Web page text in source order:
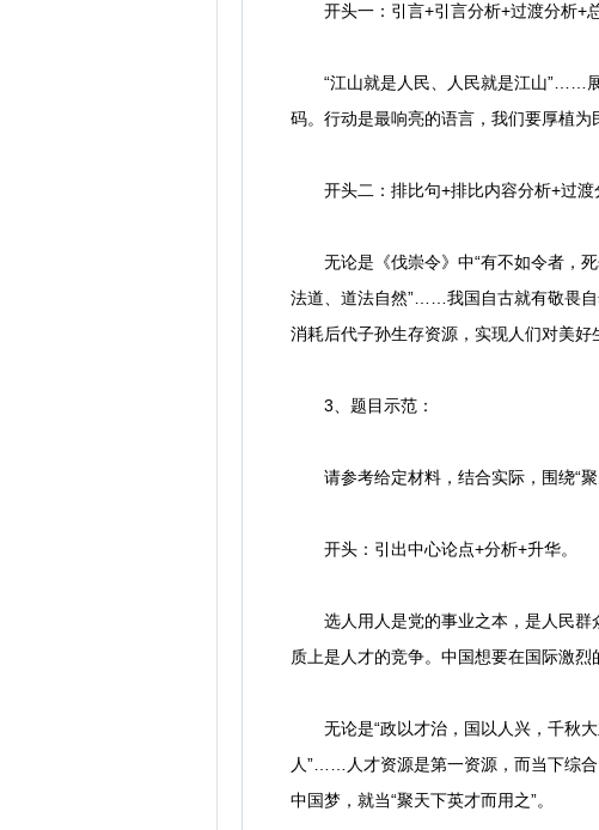
开头一：引言+引言分析+过渡分析+
“江山就是人民、人民就是江山”……展
码。行动是最响亮的语言，我们要厚植为
开头二：排比句+排比内容分析+过渡
无论是《伐崇令》中“有不如令者，死
法道、道法自然”……我国自古就有敬畏
消耗后代子孙生存资源，实现人们对美好
3、题目示范：
请参考给定材料，结合实际，围绕“聚
开头：引出中心论点+分析+升华。
选人用人是党的事业之本，是人民群
质上是人才的竞争。中国想要在国际激烈
无论是“政以才治，国以人兴，千秋大
人”……人才资源是第一资源，而当下综
中国梦，就当“聚天下英才而用之”。